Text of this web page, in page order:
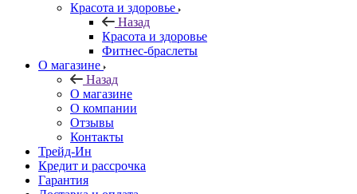
Красота и здоровье
Назад
Красота и здоровье
Фитнес-браслеты
О магазине
Назад
О магазине
О компании
Отзывы
Контакты
Трейд-Ин
Кредит и рассрочка
Гарантия